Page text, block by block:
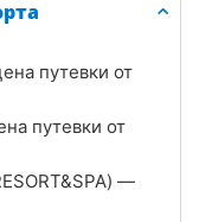
путевки от
путевки от
—